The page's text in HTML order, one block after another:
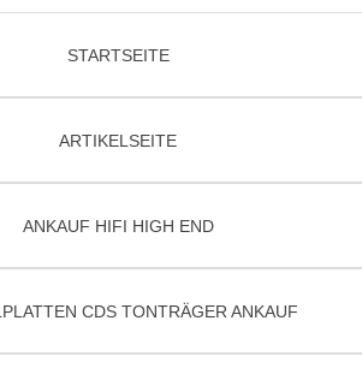
STARTSEITE
ARTIKELSEITE
ANKAUF HIFI HIGH END
CDS TONTRÄGER ANKAUF